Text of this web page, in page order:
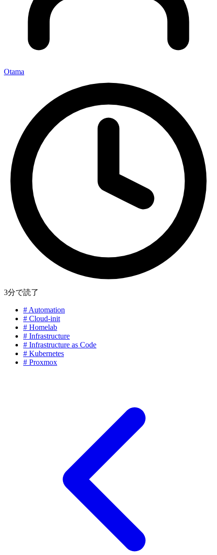
Otama
3分で読了
# Automation
# Cloud-init
# Homelab
# Infrastructure
# Infrastructure as Code
# Kubernetes
# Proxmox